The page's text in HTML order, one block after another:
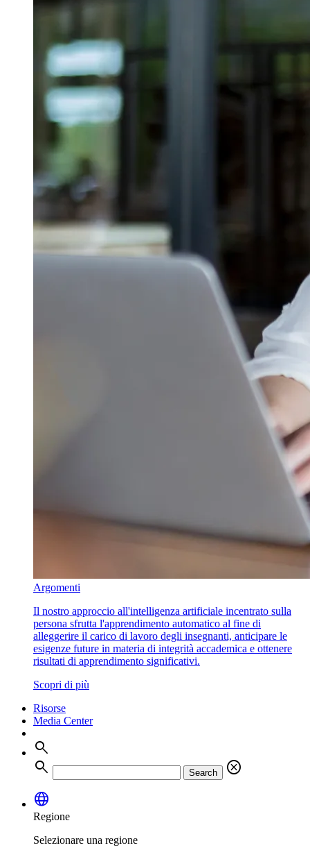
Argomenti
Il nostro approccio all'intelligenza artificiale incentrato sulla
persona sfrutta l'apprendimento automatico al fine di
alleggerire il carico di lavoro degli insegnanti, anticipare le
esigenze future in materia di integrità accademica e ottenere
risultati di apprendimento significativi.
Scopri di più
Risorse
Media Center
search
search
Search
cancel
language
Regione
Selezionare una regione